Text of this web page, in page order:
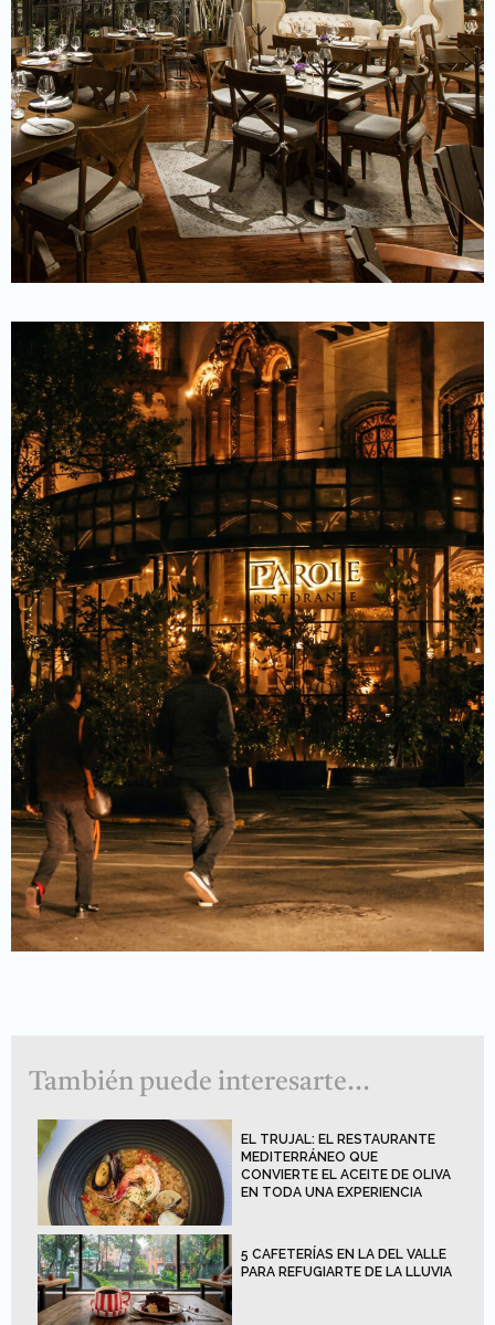
También puede interesarte...
EL TRUJAL: EL RESTAURANTE
MEDITERRÁNEO QUE
CONVIERTE EL ACEITE DE OLIVA
EN TODA UNA EXPERIENCIA
5 CAFETERÍAS EN LA DEL VALLE
PARA REFUGIARTE DE LA LLUVIA